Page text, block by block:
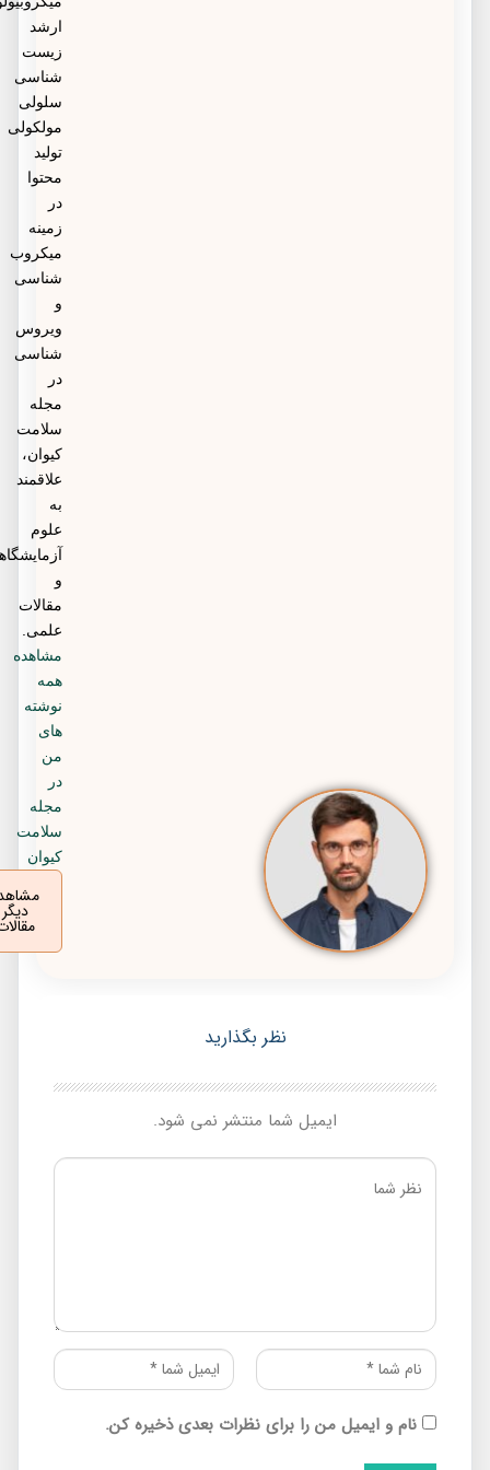
زیست
شناسی
سلولی
مولکولی
محتوا
میکروب
شناسی
ویروس
شناسی
سلامت
کیوان،
علاقمند
آزمایشگاهی
مقالات
علمی.
مشاهده
نوشته
سلامت
کیوان
مشاهده
مقالات
نظر بگذارید
ایمیل شما منتشر نمی شود.
نام و ایمیل من را برای نظرات بعدی ذخیره کن.